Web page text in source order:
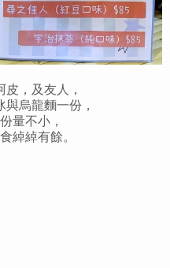
，及友人，
與烏龍麵一份，
量不小，
綽綽有餘。